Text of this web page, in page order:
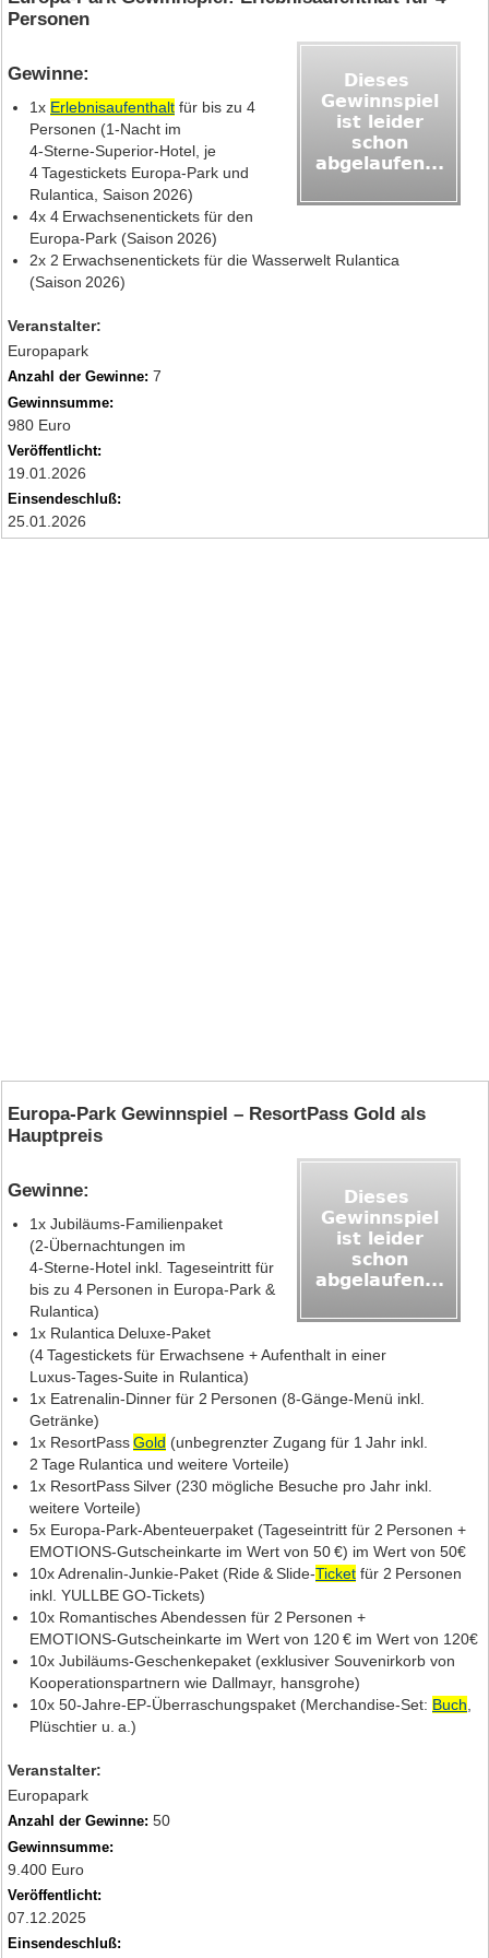
Personen
Gewinne:
1x Erlebnisaufenthalt für bis zu 4
Personen (1‑Nacht im
4‑Sterne‑Superior‑Hotel, je
4 Tagestickets Europa‑Park und
Rulantica, Saison 2026)
4x 4 Erwachsenentickets für den
Europa‑Park (Saison 2026)
2x 2 Erwachsenentickets für die Wasserwelt Rulantica
(Saison 2026)
Veranstalter:
Europapark
Anzahl der Gewinne: 7
Gewinnsumme:
980 Euro
Veröffentlicht:
19.01.2026
Einsendeschluß:
25.01.2026
Europa-Park Gewinnspiel – ResortPass Gold als
Hauptpreis
Gewinne:
1x Jubiläums‑Familienpaket
(2‑Übernachtungen im
4‑Sterne‑Hotel inkl. Tageseintritt für
bis zu 4 Personen in Europa‑Park &
Rulantica)
1x Rulantica Deluxe‑Paket
(4 Tagestickets für Erwachsene + Aufenthalt in einer
Luxus‑Tages‑Suite in Rulantica)
1x Eatrenalin‑Dinner für 2 Personen (8‑Gänge‑Menü inkl.
Getränke)
1x ResortPassGold (unbegrenzter Zugang für 1 Jahr inkl.
2 Tage Rulantica und weitere Vorteile)
1x ResortPass Silver (230 mögliche Besuche pro Jahr inkl.
weitere Vorteile)
5x Europa‑Park‑Abenteuerpaket (Tageseintritt für 2 Personen +
EMOTIONS‑Gutscheinkarte im Wert von 50 €) im Wert von 50€
10x Adrenalin‑Junkie‑Paket (Ride & Slide‑Ticket für 2 Personen
inkl. YULLBE GO‑Tickets)
10x Romantisches Abendessen für 2 Personen +
EMOTIONS‑Gutscheinkarte im Wert von 120 € im Wert von 120€
10x Jubiläums‑Geschenkepaket (exklusiver Souvenirkorb von
Kooperationspartnern wie Dallmayr, hansgrohe)
10x 50‑Jahre‑EP‑Überraschungspaket (Merchandise‑Set: Buch
Plüschtier u. a.)
Veranstalter:
Europapark
Anzahl der Gewinne: 50
Gewinnsumme:
9.400 Euro
Veröffentlicht:
07.12.2025
Einsendeschluß: